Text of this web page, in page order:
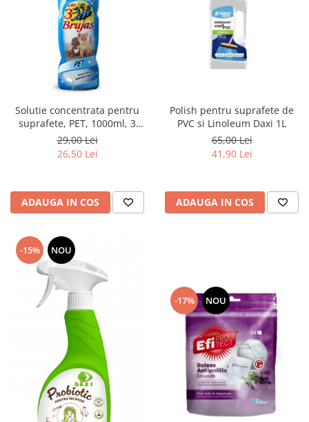
Solutie concentrata pentru
suprafete, PET, 1000ml, 3
Vrajitoare
29,00 Lei
26,50 Lei
ADAUGA IN COS
Polish pentru suprafete de
PVC si Linoleum Daxi 1L
65,00 Lei
41,90 Lei
ADAUGA IN COS
-15% NOU
-17% NOU